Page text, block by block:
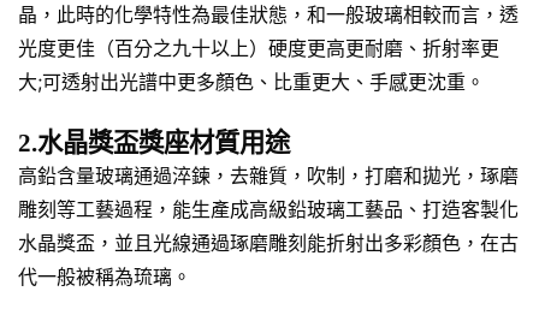
晶，此時的化學特性為最佳狀態，和一般玻璃相較而言，透
光度更佳（百分之九十以上）硬度更高更耐磨、折射率更
大;可透射出光譜中更多顏色、比重更大、手感更沈重。
2.水晶獎盃獎座材質用途
高鉛含量玻璃通過淬鍊，去雜質，吹制，打磨和拋光，琢磨
雕刻等工藝過程，能生產成高級鉛玻璃工藝品、打造客製化
水晶獎盃，並且光線通過琢磨雕刻能折射出多彩顏色，在古
代一般被稱為琉璃。